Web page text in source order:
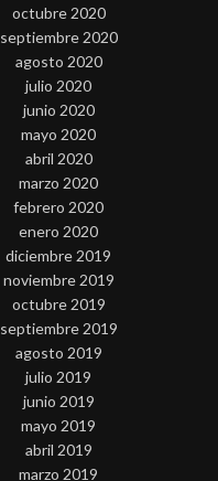
octubre 2020
septiembre 2020
agosto 2020
julio 2020
junio 2020
mayo 2020
abril 2020
marzo 2020
febrero 2020
enero 2020
diciembre 2019
noviembre 2019
octubre 2019
septiembre 2019
agosto 2019
julio 2019
junio 2019
mayo 2019
abril 2019
marzo 2019